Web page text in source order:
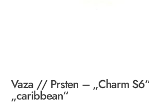
Vaza // Prsten – „Charm
„caribbean“